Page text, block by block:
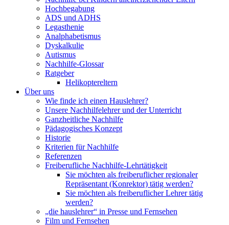
Hochbegabung
ADS und ADHS
Legasthenie
Analphabetismus
Dyskalkulie
Autismus
Nachhilfe-Glossar
Ratgeber
Helikoptereltern
Über uns
Wie finde ich einen Hauslehrer?
Unsere Nachhilfelehrer und der Unterricht
Ganzheitliche Nachhilfe
Pädagogisches Konzept
Historie
Kriterien für Nachhilfe
Referenzen
Freiberufliche Nachhilfe-Lehrtätigkeit
Sie möchten als freiberuflicher regionaler
Repräsentant (Konrektor) tätig werden?
Sie möchten als freiberuflicher Lehrer tätig
werden?
„die hauslehrer“ in Presse und Fernsehen
Film und Fernsehen